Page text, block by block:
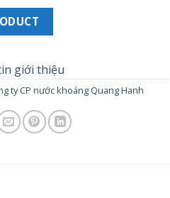
giới thiệu
ty CP nước khoáng Quang Hanh